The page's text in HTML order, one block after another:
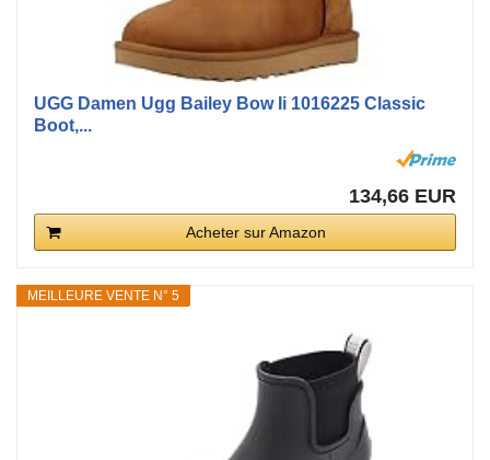
UGG Damen Ugg Bailey Bow Ii 1016225 Classic
Boot,...
134,66 EUR
Acheter sur Amazon
MEILLEURE VENTE N° 5